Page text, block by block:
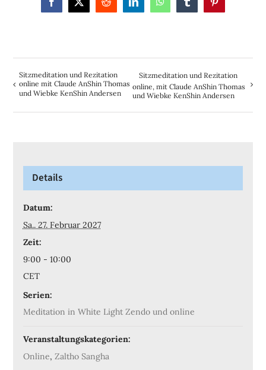
Facebook
X Reddit LinkedInWhatsAppTumblrPinterest
Sitzmeditation und Rezitation
online mit Claude AnShin Thomas
und Wiebke KenShin Andersen
Sitzmeditation und Rezitation
online, mit Claude AnShin Thomas
und Wiebke KenShin Andersen
Details
Datum:
Sa.. 27. Februar 2027
Zeit:
9:00 - 10:00
CET
Serien:
Meditation in White Light Zendo und online
Veranstaltungskategorien:
Online, Zaltho Sangha